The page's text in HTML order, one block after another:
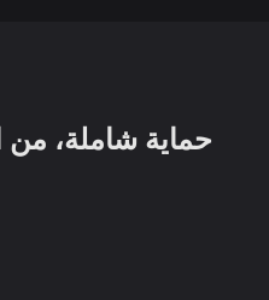
حماية شاملة، من